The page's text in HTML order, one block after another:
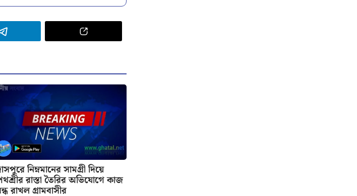
নিম্নমানের সামগ্রী দিয়ে
রাস্তা তৈরির অভিযোগে কাজ
রাখল গ্রামবাসীর